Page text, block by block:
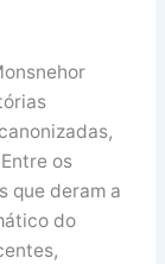
os
que deram a
do